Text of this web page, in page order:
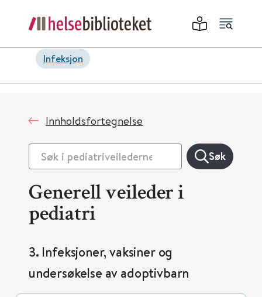
Infeksjon
Innholdsfortegnelse
Søk
Generell veileder i
pediatri
3. Infeksjoner, vaksiner og
undersøkelse av adoptivbarn